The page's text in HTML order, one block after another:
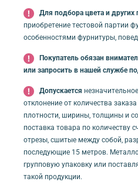
Для подбора цвета и других
приобретение тестовой партии
особенностями фурнитуры,
Покупатель обязан
или запросить в нашей службе
Допускается
отклонение от количества
плотности, ширины, толщины и
поставка товара по количеству
отрезы, сшитые между собой,
последующие 15 метров.
групповую упаковку или
такой продукции.